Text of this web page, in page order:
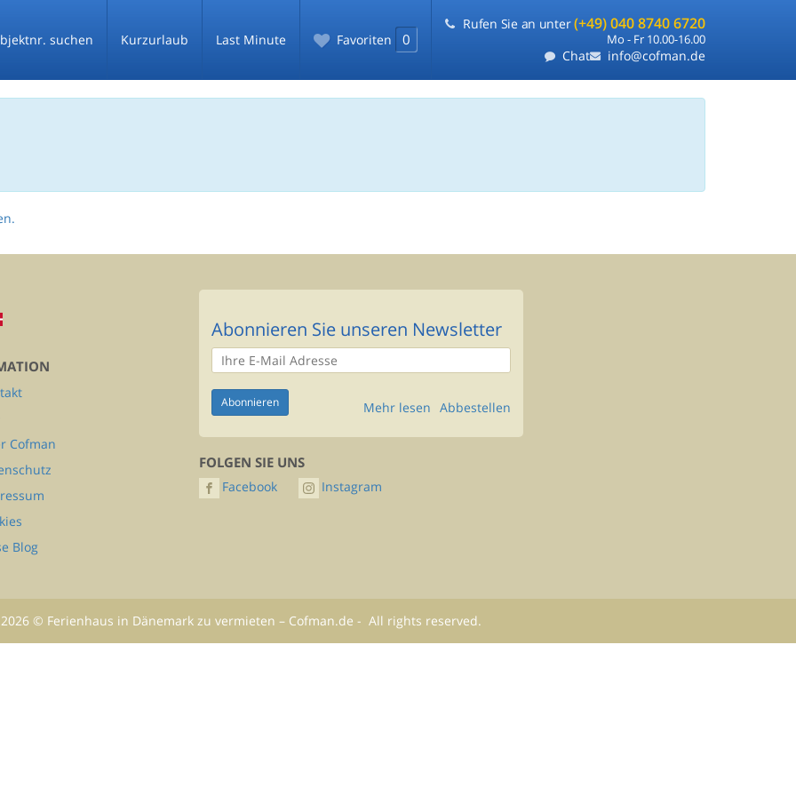
suchen Kurzurlaub Last Minute Favoriten 0
Rufen Sie an unter(+49) 040 8740 6720
Mo - Fr 10.00-16.00
Chat info@cofman.de
Cofman
Blog
Abonnieren Sie unseren Newsletter
Abbestellen
Mehr lesen
FOLGEN SIE UNS
Facebook Instagram
2026 © Ferienhaus in Dänemark zu vermieten – Cofman.de - All rights reserved.